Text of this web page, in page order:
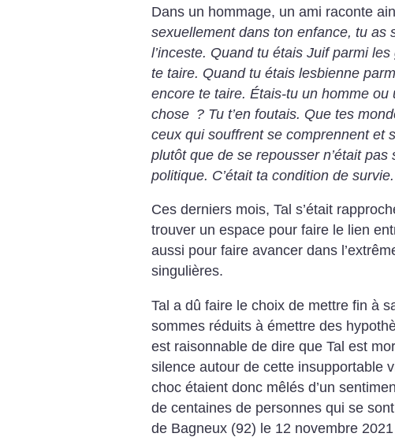
Dans un hommage, un ami raconte
sexuellement dans ton enfance, tu as
l’inceste. Quand tu étais Juif parmi
te taire. Quand tu étais lesbienne
encore te taire. Étais-tu un homme ou
chose ? Tu t’en foutais. Que tes
ceux qui souffrent se comprennent et
plutôt que de se repousser n’était
politique. C’était ta condition de survie.
Ces derniers mois, Tal s’était
trouver un espace pour faire le lien
aussi pour faire avancer dans
singulières.
Tal a dû faire le choix de mettre fin à
sommes réduits à émettre des
est raisonnable de dire que Tal est
silence autour de cette insupportable
choc étaient donc mêlés d’un
de centaines de personnes qui se
de Bagneux (92) le 12 novembre